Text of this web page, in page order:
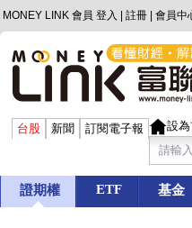
MONEY LINK 會員 登入 註冊 會員中
台股 新聞 訂閱電子報 設
證期權 ETF 基金